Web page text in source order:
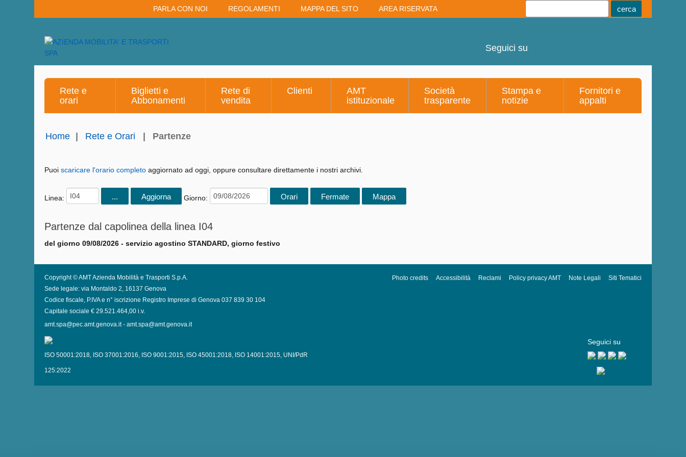
PARLA CON NOI REGOLAMENTI MAPPA DEL SITO AREA RISERVATA
Seguici su
Rete e
orari
Biglietti e
Abbonamenti
Rete di
vendita
Clienti
AMT
istituzionale
Società
trasparente
Stampa e
notizie
Fornitori e
appalti
Home Rete e Orari Partenze
Puoi scaricare l'orario completo aggiornato ad oggi, oppure consultare direttamente i nostri archivi.
Linea: Giorno:
Partenze dal capolinea della linea I04
del giorno 09/08/2026 - servizio agostino STANDARD, giorno festivo
Copyright © AMT Azienda Mobilità e Trasporti S.p.A.
Sede legale: via Montaldo 2, 16137 Genova
Codice fiscale, P.IVA e n° iscrizione Registro Imprese di Genova 037 839 30 104
Capitale sociale € 29.521.464,00 i.v.
amt.spa@pec.amt.genova.it- amt.spa@amt.genova.it
ISO 50001:2018, ISO 37001:2016, ISO 9001:2015, ISO 45001:2018, ISO 14001:2015, UNI/PdR
125:2022
Seguici su
Photo credits Accessibilità Reclami Policy privacy AMT Note Legali Siti Tematici